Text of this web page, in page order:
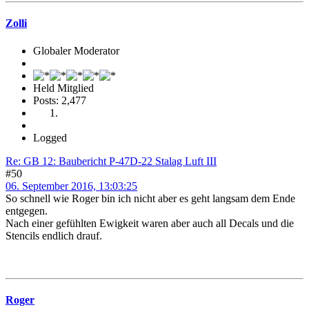
Zolli
Globaler Moderator
Held Mitglied
Posts: 2,477
Logged
Re: GB 12: Baubericht P-47D-22 Stalag Luft III
#50
06. September 2016, 13:03:25
So schnell wie Roger bin ich nicht aber es geht langsam dem Ende
entgegen.
Nach einer gefühlten Ewigkeit waren aber auch all Decals und die
Stencils endlich drauf.
Roger